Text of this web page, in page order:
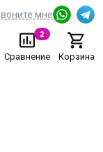
мне
Сравнение
2
Корзина